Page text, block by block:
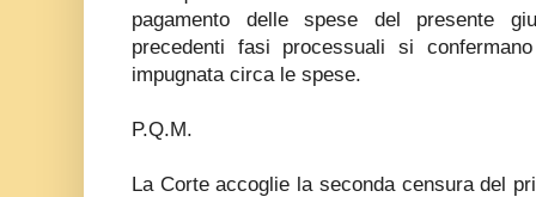
pagamento delle spese del presente
precedenti fasi processuali si
impugnata circa le spese.
P.Q.M.
La Corte accoglie la seconda censura del